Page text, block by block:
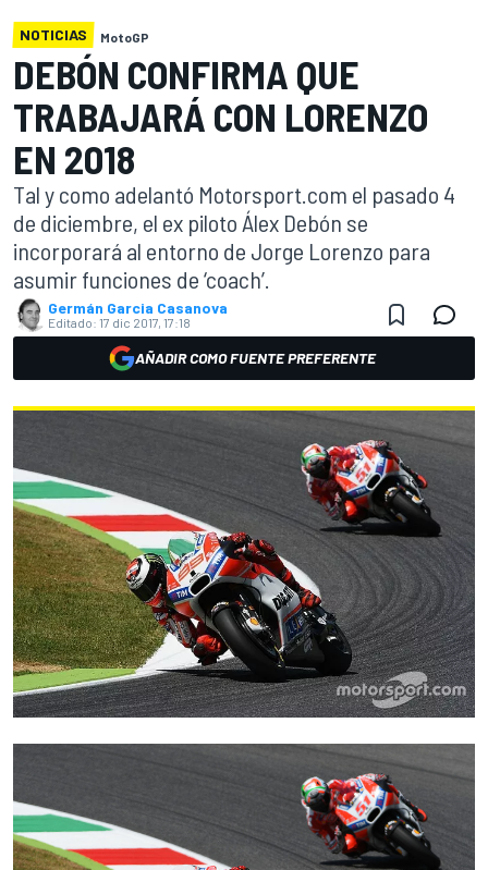
NOTICIAS MotoGP
DEBÓN CONFIRMA QUE
TRABAJARÁ CON LORENZO
EN 2018
Tal y como adelantó Motorsport.com el pasado 4
de diciembre, el ex piloto Álex Debón se
incorporará al entorno de Jorge Lorenzo para
asumir funciones de ‘coach’.
Germán Garcia Casanova
Editado: 17 dic 2017, 17:18
AÑADIR COMO FUENTE PREFERENTE